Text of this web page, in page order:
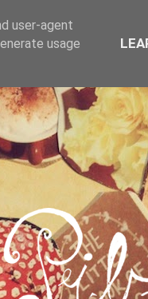
user-agent
usage